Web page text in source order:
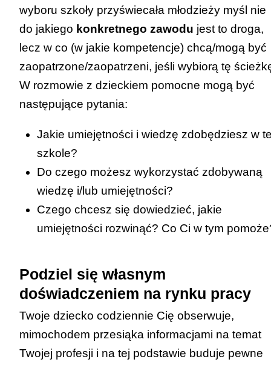
wyboru szkoły przyświecała młodzieży myśl nie
do jakiego konkretnego zawodu jest to droga,
lecz w co (w jakie kompetencje) chcą/mogą być
zaopatrzone/zaopatrzeni, jeśli wybiorą tę
W rozmowie z dzieckiem pomocne mogą być
następujące pytania:
Jakie umiejętności i wiedzę zdobędziesz w
szkole?
Do czego możesz wykorzystać zdobywaną
wiedzę i/lub umiejętności?
Czego chcesz się dowiedzieć, jakie
umiejętności rozwinąć? Co Ci w tym
Podziel się własnym
doświadczeniem na rynku pracy
Twoje dziecko codziennie Cię obserwuje,
mimochodem przesiąka informacjami na temat
Twojej profesji i na tej podstawie buduje pewne